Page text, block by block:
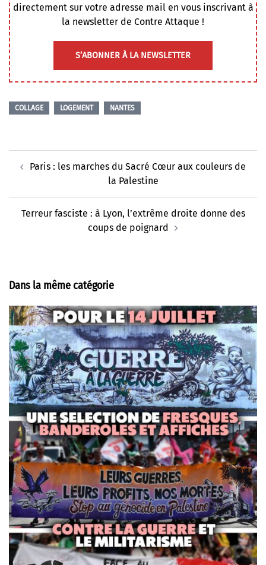
directement sur votre adresse mail en vous inscrivant à
la newsletter de Contre Attaque !
S’ABONNER À LA NEWSLETTER
COLLAGE LOGEMENT NANTES
d’article
Paris : les marches du Sacré Cœur aux couleurs de
la Palestine
Terreur fasciste : à Lyon, l’extrême droite donne des
coups de poignard
Dans la même catégorie